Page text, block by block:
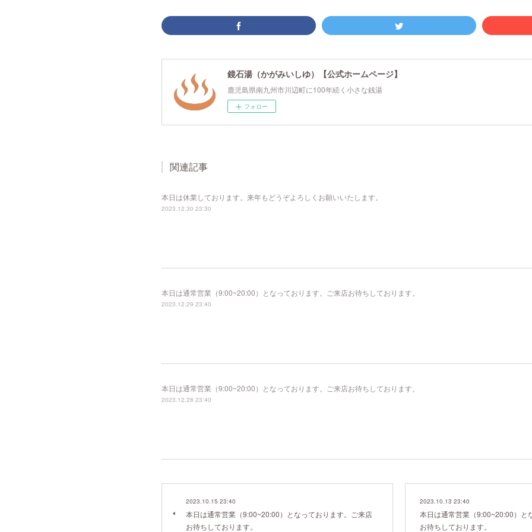
鏡石湯（かがみいしゆ）【公式ホームページ】
鹿児島県南九州市川辺町に100年続く小さな銭湯
フォロー
関連記事
本日は休業しております。来年もどうぞよろしくお願いいたします。
2023.12.30 23:30
本日は通常営業（9:00~20:00）となっております。ご来店お待ちしております。
2023.12.29 23:40
本日は通常営業（9:00~20:00）となっております。ご来店お待ちしております。
2023.12.28 23:40
2023.10.15 23:40
本日は通常営業（9:00~20:00）となっております。ご来店
お待ちしております。
2023.10.13 23:40
本日は通常営業（9:00~20:00）と
お待ちしております。